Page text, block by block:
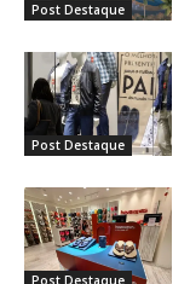
Post Destaque
Post Destaque
Post Destaque